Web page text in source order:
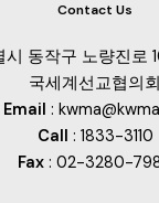
Contact Us
동작구 노량진로
국세계선교협의회
Email :
Call : 1833-3110
Fax : 02-3280-